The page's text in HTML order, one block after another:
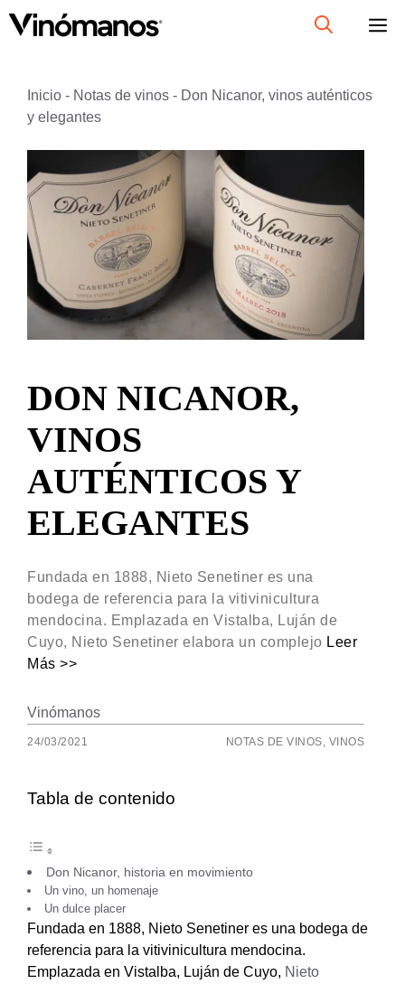
Inicio - Notas de vinos - Don Nicanor, vinos auténticos
y elegantes
DON NICANOR,
VINOS
AUTÉNTICOS Y
ELEGANTES
Fundada en 1888, Nieto Senetiner es una
bodega de referencia para la vitivinicultura
mendocina. Emplazada en Vistalba, Luján de
Cuyo, Nieto Senetiner elabora un complejo Leer
Más >>
Vinómanos
24/03/2021 NOTAS DE VINOS VINOS
Tabla de contenido
Don Nicanor, historia en movimiento
Un vino, un homenaje
Un dulce placer
Fundada en 1888, Nieto Senetiner es una bodega de
referencia para la vitivinicultura mendocina.
Emplazada en Vistalba, Luján de Cuyo, Nieto